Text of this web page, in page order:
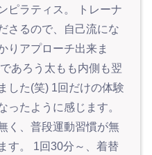
ピラティス。 トレーナ
さるので、自己流にな
りアプローチ出来ま
あろう太もも内側も翌
した(笑) 1回だけの体験
ったように感じます。
く、普段運動習慣が無
す。 1回30分～、着替